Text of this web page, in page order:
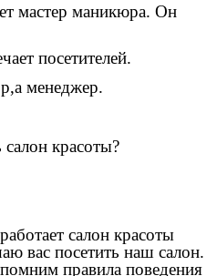
мастер маникюра. Он
посетителей.
менеджер.
красоты?
салон красоты
вас посетить наш салон.
правила поведения